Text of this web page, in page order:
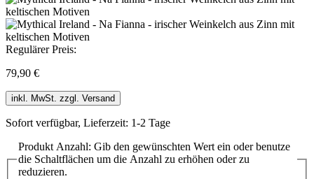
Regulärer Preis:
79,90 €
inkl. MwSt. zzgl. Versand
Sofort verfügbar, Lieferzeit: 1-2 Tage
Produkt Anzahl: Gib den gewünschten Wert ein oder benutze
die Schaltflächen um die Anzahl zu erhöhen oder zu
reduzieren.